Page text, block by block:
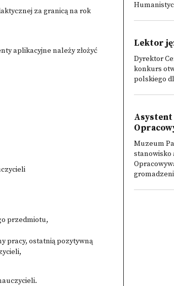
za granicą na rok
aplikacyjne należy złożyć
przedmiotu,
pracy, ostatnią pozytywną
Lektor
Dyrektor
konkurs
polskiego
Asystent
Muzeum
stanowisko